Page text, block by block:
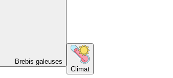
Brebis galeuses
Climat